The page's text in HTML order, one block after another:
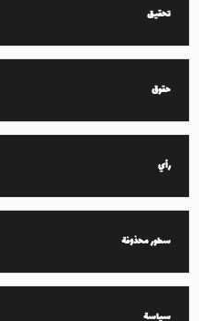
تحقيق
حقوق
رأي
سطور محذوفة
سياسة